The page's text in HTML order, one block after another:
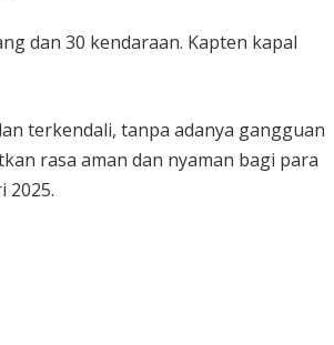
dan 30 kendaraan. Kapten kapal
terkendali, tanpa adanya gangguan
rasa aman dan nyaman bagi para
2025.